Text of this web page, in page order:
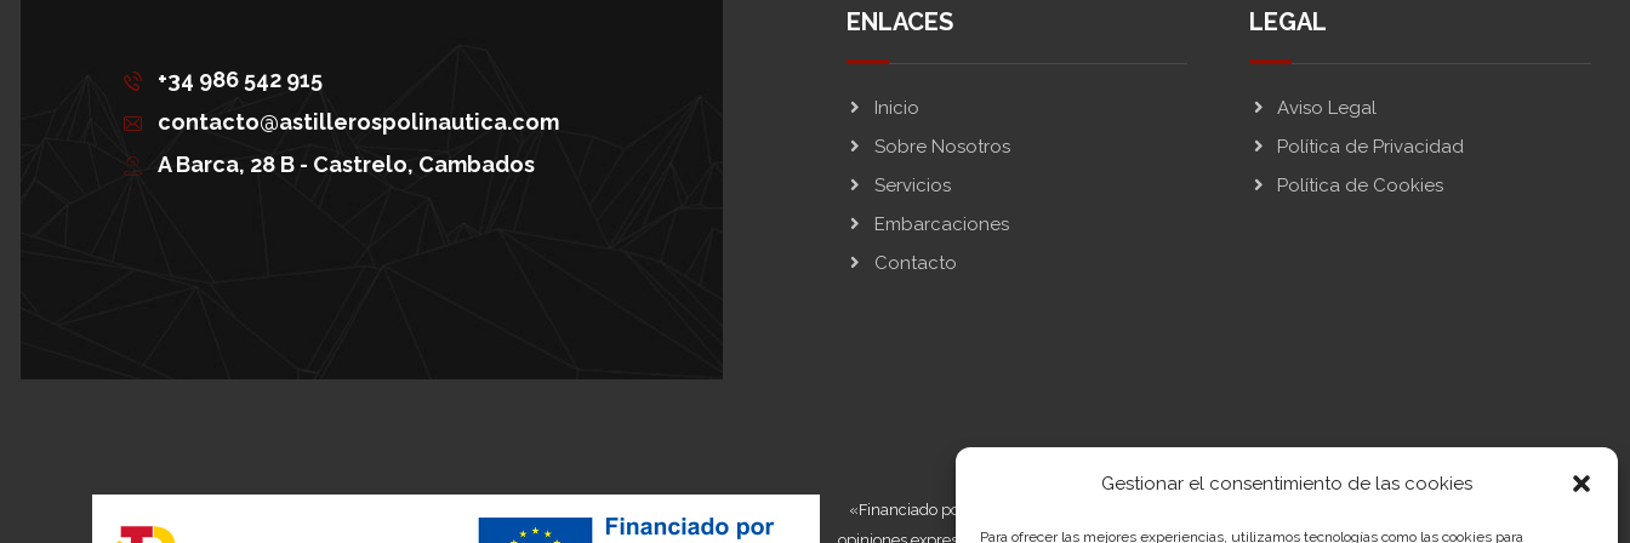
Gestionar el consentimiento de las cookies
Para ofrecer las mejores experiencias, utilizamos tecnologías como las cookies para
+34 986 542 915
contacto@astillerospolinautica.com
A Barca, 28 B - Castrelo, Cambados
ENLACES
Inicio
Sobre Nosotros
Servicios
Embarcaciones
Contacto
LEGAL
Aviso Legal
Política de Privacidad
Política de Cookies
«Financiado por la Unión Europea – NextGenerationEU. Sin embargo, los puntos de vista y las